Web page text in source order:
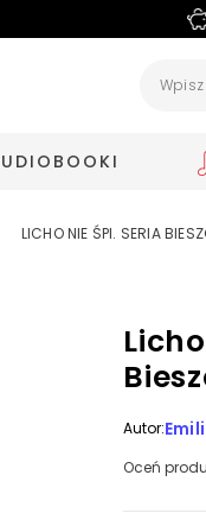
LICHO NIE ŚPI. SERIA
Autor:
Oceń